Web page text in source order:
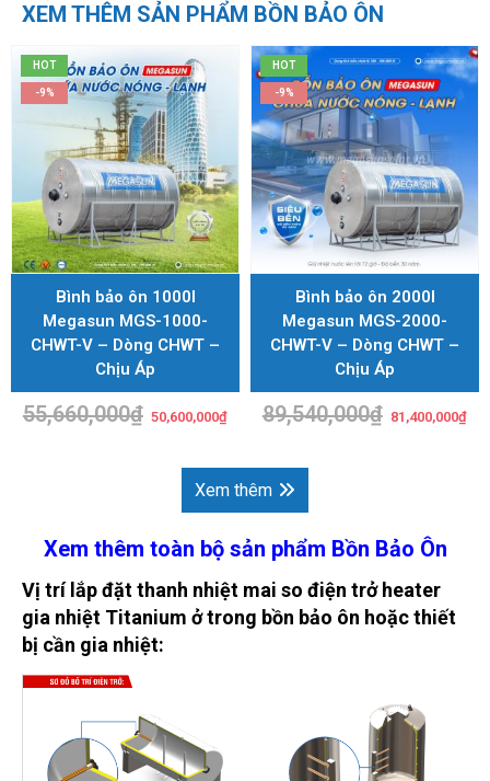
XEM THÊM SẢN PHẨM BỒN BẢO ÔN
HOT
-9%
Bình bảo ôn 1000l
Megasun MGS-1000-
CHWT-V – Dòng CHWT –
Chịu Áp
55,660,000₫ Giá
gốc
50,600,000₫Giá
50,600,000₫.
HOT
-9%
Bình bảo ôn 2000l
Megasun MGS-2000-
CHWT-V – Dòng CHWT –
Chịu Áp
89,540,000₫ Giá
gốc
81,400,000₫Giá
Xem thêm
Xem thêm toàn bộ sản phẩm Bồn Bảo Ôn
Vị trí lắp đặt thanh nhiệt mai so điện trở heater
gia nhiệt Titanium ở trong bồn bảo ôn hoặc thiết
bị cần gia nhiệt: